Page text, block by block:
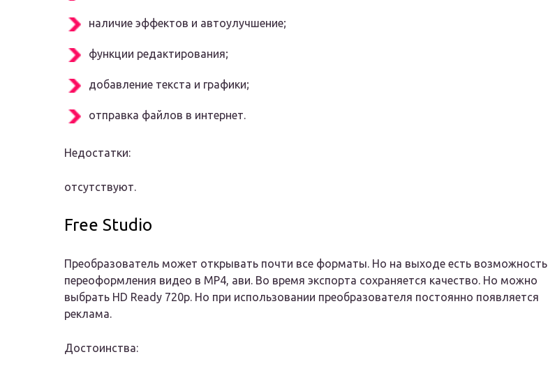
наличие эффектов и автоулучшение;
функции редактирования;
добавление текста и графики;
отправка файлов в интернет.
Недостатки:
отсутствуют.
Free Studio
Преобразователь может открывать почти все форматы. Но на выходе есть возможность
переоформления видео в MP4, ави. Во время экспорта сохраняется качество. Но можно
выбрать HD Ready 720p. Но при использовании преобразователя постоянно появляется
реклама.
Достоинства: